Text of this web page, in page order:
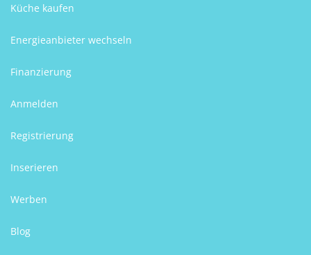
Küche kaufen
Energieanbieter wechseln
Finanzierung
Anmelden
Registrierung
Inserieren
Werben
Blog